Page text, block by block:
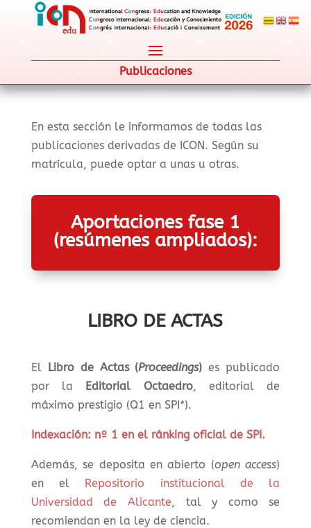
Publicaciones
En esta sección le informamos de todas las
publicaciones derivadas de ICON. Según su
matrícula, puede optar a unas u otras.
Aportaciones fase 1
(resúmenes ampliados):
LIBRO DE ACTAS
El Libro de Actas (Proceedings)es publicado
por la Editorial Octaedro, editorial de
máximo prestigio (Q1 en SPI*).
Indexación: nº 1 en el ránking oficial de SPI.
Además, se deposita en abierto (open access)
en el Repositorio institucional de la
Universidad de Alicante, tal y como se
recomiendan en la ley de ciencia.